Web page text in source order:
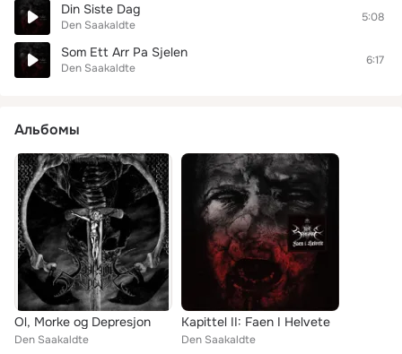
Din Siste Dag
Den Saakaldte
5:08
Som Ett Arr Pa Sjelen
Den Saakaldte
6:17
Альбомы
Ol, Morke og Depresjon
Den Saakaldte
Kapittel II: Faen I Helvete
Den Saakaldte